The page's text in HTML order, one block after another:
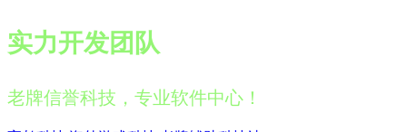
实力开发团队
老牌信誉科技，专业软件中心！